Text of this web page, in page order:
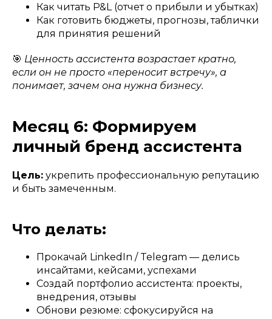
Как читать P&L (отчет о прибыли и убытках)
Как готовить бюджеты, прогнозы, таблички
для принятия решений
🎯 Ценность ассистента возрастает кратно,
если он не просто «переносит встречу», а
понимает, зачем она нужна бизнесу.
Месяц 6: Формируем
личный бренд ассистента
Цель: укрепить профессиональную репутацию
и быть замеченным.
Что делать:
Прокачай LinkedIn / Telegram — делись
инсайтами, кейсами, успехами
Создай портфолио ассистента: проекты,
внедрения, отзывы
Обнови резюме: сфокусируйся на